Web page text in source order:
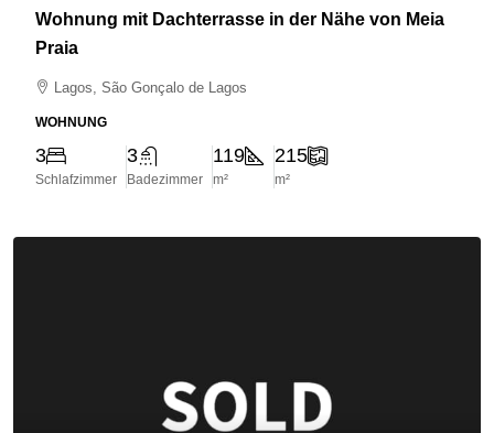
Wohnung mit Dachterrasse in der Nähe von Meia
Praia
Lagos, São Gonçalo de Lagos
WOHNUNG
3
Schlafzimmer
3
Badezimmer
119
m²
215
m²